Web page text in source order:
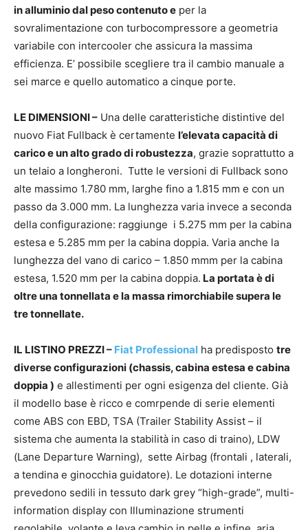
in alluminio dal peso contenuto e per la
sovralimentazione con turbocompressore a geometria
variabile con intercooler che assicura la massima
efficienza. E’ possibile scegliere tra il cambio manuale a
sei marce e quello automatico a cinque porte.
LE DIMENSIONI – Una delle caratteristiche distintive del
nuovo Fiat Fullback è certamente l’elevata capacità di
carico e un alto grado di robustezza, grazie soprattutto a
un telaio a longheroni. Tutte le versioni di Fullback sono
alte massimo 1.780 mm, larghe fino a 1.815 mm e con un
passo da 3.000 mm. La lunghezza varia invece a seconda
della configurazione: raggiunge i 5.275 mm per la cabina
estesa e 5.285 mm per la cabina doppia. Varia anche la
lunghezza del vano di carico – 1.850 mmm per la cabina
estesa, 1.520 mm per la cabina doppia. La portata è di
oltre una tonnellata e la massa rimorchiabile supera le
tre tonnellate.
IL LISTINO PREZZI – Fiat Professional ha predisposto tre
diverse configurazioni (chassis, cabina estesa e cabina
doppia ) e allestimenti per ogni esigenza del cliente. Già
il modello base è ricco e comrpende di serie elementi
come ABS con EBD, TSA (Trailer Stability Assist – il
sistema che aumenta la stabilità in caso di traino), LDW
(Lane Departure Warning), sette Airbag (frontali , laterali,
a tendina e ginocchia guidatore). Le dotazioni interne
prevedono sedili in tessuto dark grey “high-grade”, multi-
information display con Illuminazione strumenti